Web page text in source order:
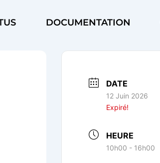
DOCUMENTATION
DATE
12 Juin 2026
Expiré!
HEURE
10h00 - 16h00